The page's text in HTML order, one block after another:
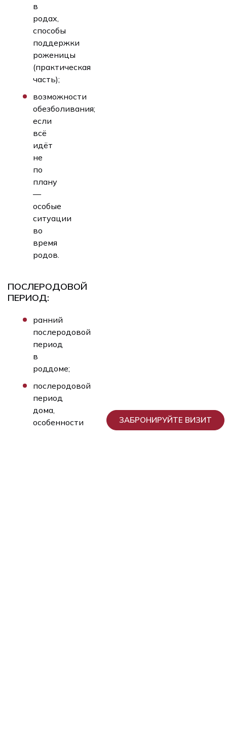
ЗАБРОНИРУЙТЕ ВИЗИТ
в
родах,
способы
поддержки
роженицы
(практическая
часть);
возможности
обезболивания;
если
всё
идёт
не
по
плану
—
особые
ситуации
во
время
родов.
ПОСЛЕРОДОВОЙ
ПЕРИОД:
ранний
послеродовой
период
в
роддоме;
послеродовой
период
дома,
особенности